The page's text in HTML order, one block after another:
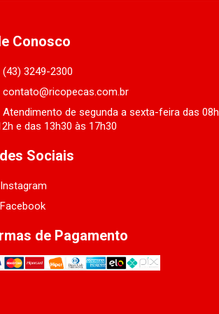
Conosco
(43) 3249-2300
contato@ricopecas.com.br
Atendimento de segunda a sexta-feira das 08h
e das 13h30 às 17h30
Sociais
Instagram
Facebook
de Pagamento